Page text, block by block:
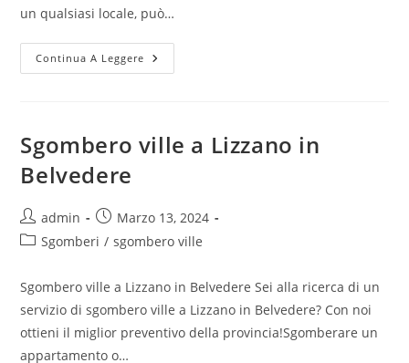
un qualsiasi locale, può…
Continua A Leggere
Sgombero ville a Lizzano in
Belvedere
admin
Marzo 13, 2024
Sgomberi / sgombero ville
Sgombero ville a Lizzano in Belvedere Sei alla ricerca di un
servizio di sgombero ville a Lizzano in Belvedere? Con noi
ottieni il miglior preventivo della provincia!Sgomberare un
appartamento o…